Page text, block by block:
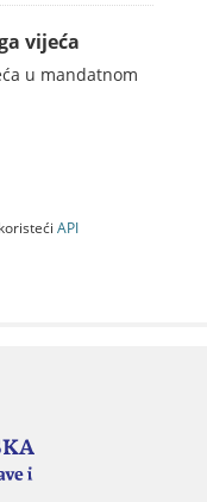
vijeća
u mandatnom
API